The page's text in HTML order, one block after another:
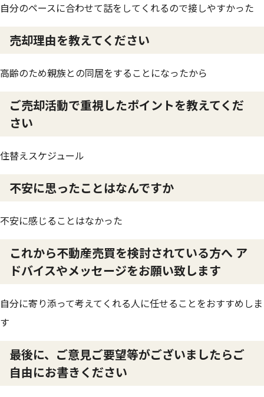
自分のペースに合わせて話をしてくれるので接しやすかった
売却理由を教えてください
高齢のため親族との同居をすることになったから
ご売却活動で重視したポイントを教えてくだ
さい
住替えスケジュール
不安に思ったことはなんですか
不安に感じることはなかった
これから不動産売買を検討されている方へ ア
ドバイスやメッセージをお願い致します
自分に寄り添って考えてくれる人に任せることをおすすめしま
す
最後に、ご意見ご要望等がございましたらご
自由にお書きください